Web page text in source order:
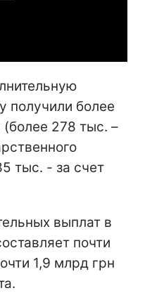
получили более
278 тыс. –
тыс. - за счет
выплат в
почти
1,9 млрд грн